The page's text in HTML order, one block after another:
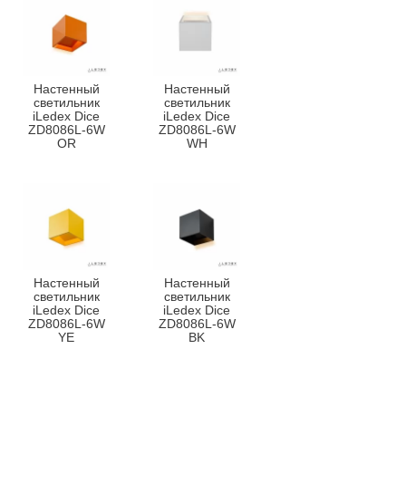
Настенный
светильник
iLedex Dice
ZD8086L-6W
OR
Настенный
светильник
iLedex Dice
ZD8086L-6W
WH
Настенный
светильник
iLedex Dice
ZD8086L-6W
YE
Настенный
светильник
iLedex Dice
ZD8086L-6W
BK